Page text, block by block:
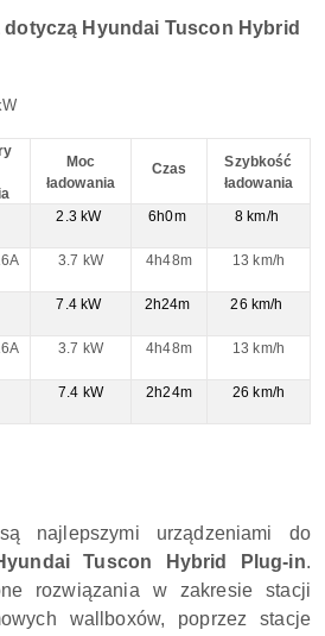
dotyczą Hyundai Tuscon Hybrid
Moc
ładowania
Czas
Szybkość
ładowania
2.3 kW 6h0m 8 km/h
3.7 kW 4h48m 13 km/h
7.4 kW 2h24m 26 km/h
3.7 kW 4h48m 13 km/h
7.4 kW 2h24m 26 km/h
najlepszymi urządzeniami do
Tuscon Hybrid Plug-in.
rozwiązania w zakresie stacji
wallboxów, poprzez stacje